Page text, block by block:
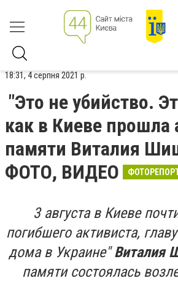
18:31, 4 серпня 2021 р.
"Это не убийство.
как в Киеве прошла
памяти Виталия
ФОТО, ВИДЕО
3 августа в Киеве
погибшего активиста,
дома в Украине"Виталия
памяти состоялась